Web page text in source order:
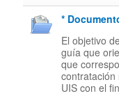
*
El objetivo
guía que
que
contratación
UIS con el